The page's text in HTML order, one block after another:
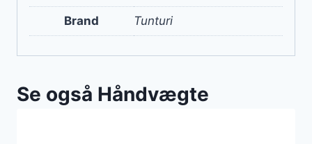
Brand Tunturi
Se også Håndvægte